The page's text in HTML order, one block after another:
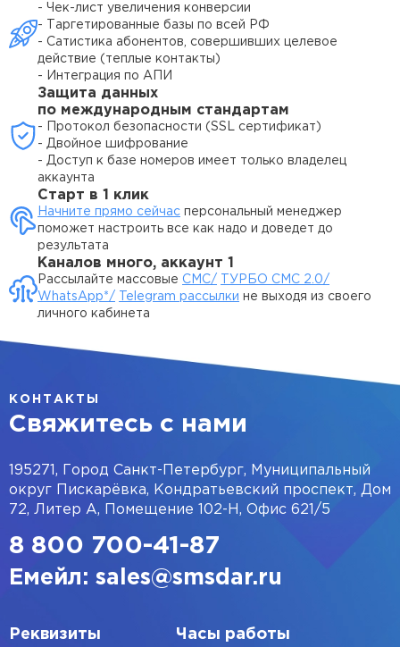
- Чек-лист увеличения конверсии
- Таргетированные базы по всей РФ
- Сатистика абонентов, совершивших целевое
действие (теплые контакты)
- Интеграция по АПИ
Защита данных
по международным стандартам
- Протокол безопасности (SSL сертификат)
- Двойное шифрование
- Доступ к базе номеров имеет только владелец
аккаунта
Старт в 1 клик
Начните прямо сейчас персональный менеджер
поможет настроить все как надо и доведет до
результата
Каналов много, аккаунт 1
Рассылайте массовые СМС/
ТУРБО СМС 2.0/
WhatsApp*/
Telegram рассылки
не выходя из своего
личного кабинета
КОНТАКТЫ
Свяжитесь с нами
195271, Город Санкт-Петербург, Муниципальный
округ Пискарёвка, Кондратьевский проспект, Дом
72, Литер А, Помещение 102-Н, Офис 621/5
8 800 700-41-87
Емейл: sales@smsdar.ru
Реквизиты Часы работы